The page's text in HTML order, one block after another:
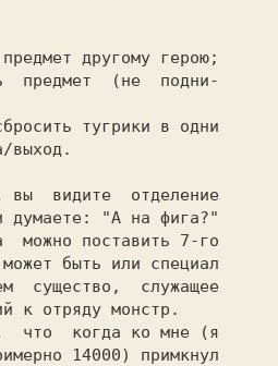
другому герою;
предмет  (не  подни-
тугрики в одни
выход.
вы  видите  отделение
думаете: "А на фига?"
поставить 7-го
быть или специал
существо,  служащее
к отряду монстр.
14000) примкнул